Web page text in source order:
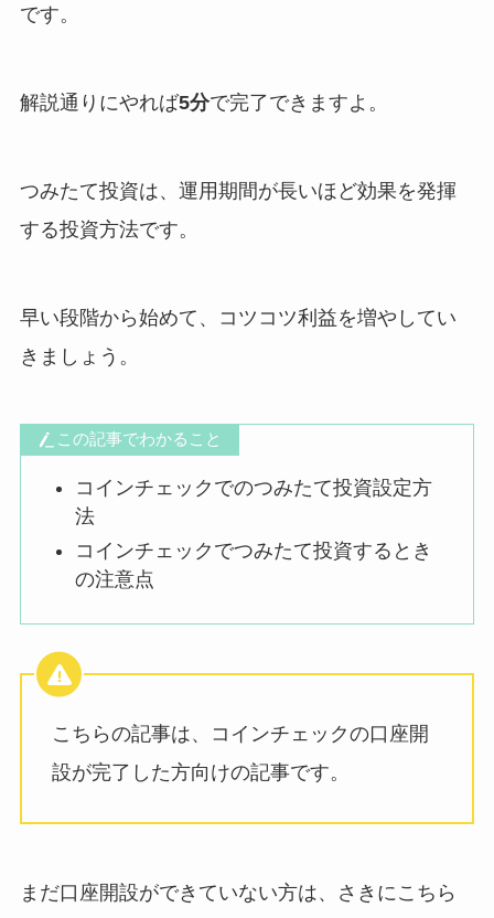
です。
解説通りにやれば5分で完了できますよ。
つみたて投資は、運用期間が長いほど効果を発揮
する投資方法です。
早い段階から始めて、コツコツ利益を増やしてい
きましょう。
この記事でわかること
コインチェックでのつみたて投資設定方
法
コインチェックでつみたて投資するとき
の注意点
こちらの記事は、コインチェックの口座開
設が完了した方向けの記事です。
まだ口座開設ができていない方は、さきにこちら